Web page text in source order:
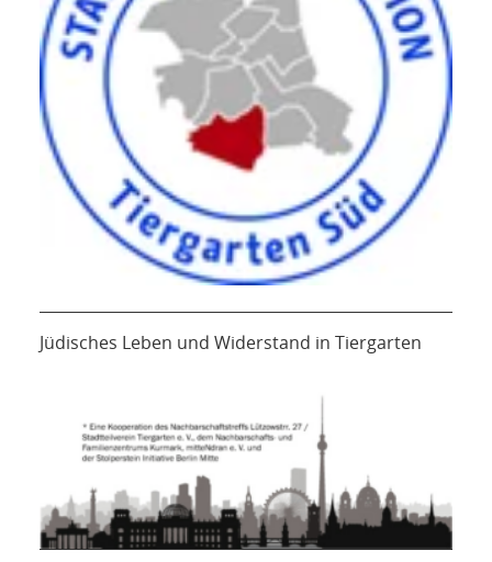
Jüdisches Leben und Widerstand in Tiergarten